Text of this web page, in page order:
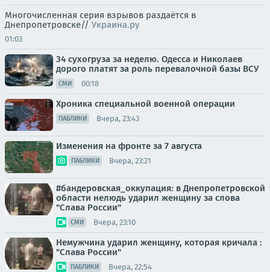
Многочисленная серия взрывов раздаётся в
Днепропетровске// Украина.ру
01:03
34 сухогруза за неделю. Одесса и Николаев
дорого платят за роль перевалочной базы ВСУ
СМИ 00:18
Хроника специальной военной операции
ПАБЛИКИ Вчера, 23:43
Изменения на фронте за 7 августа
ПАБЛИКИ Вчера, 23:21
#бандеровская_оккупация: в Днепропетровской
области нелюдь ударил женщину за слова
"Слава России"
СМИ Вчера, 23:10
Немужчина ударил женщину, которая кричала :
"Слава России"
ПАБЛИКИ Вчера, 22:54